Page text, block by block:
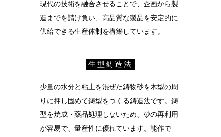
現代の技術を融合させることで、企画から製
造までを請け負い、高品質な製品を安定的に
供給できる生産体制を構築しています。
生型鋳造法
少量の水分と粘土を混ぜた鋳物砂を木型の周
りに押し固めて鋳型をつくる鋳造法です。鋳
型を焼成・薬品処理しないため、砂の再利用
が容易で、量産性に優れています。能作で